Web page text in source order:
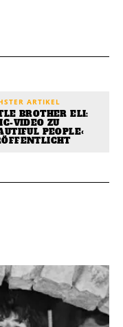
ARTIKEL
BROTHER ELI:
VIDEO ZU
PEOPLE‹